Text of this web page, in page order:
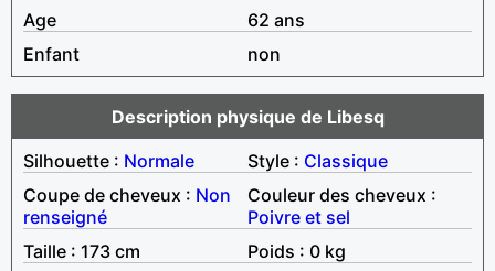
Age
62 ans
Enfant
non
Description physique de Libesq
Silhouette : Normale Style : Classique
Coupe de cheveux : Non
renseigné
Couleur des cheveux :
Poivre et sel
Taille : 173 cm
Poids : 0 kg